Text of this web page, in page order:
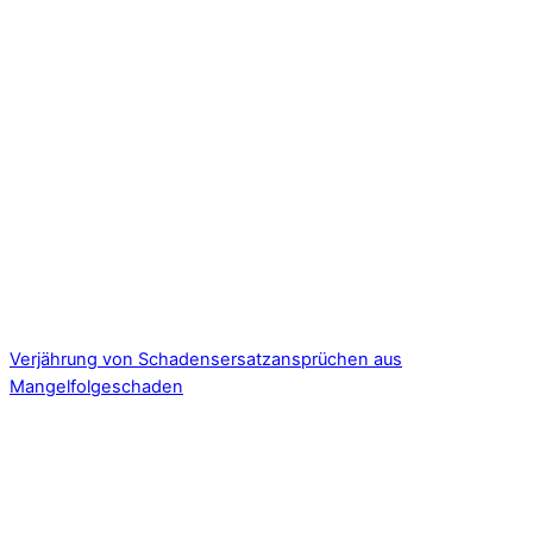
Verjährung von Schadensersatzansprüchen aus
Mangelfolgeschaden